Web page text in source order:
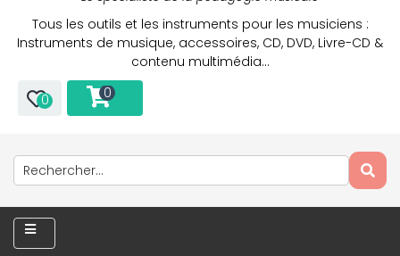
Tous les outils et les instruments pour les musiciens :
Instruments de musique, accessoires, CD, DVD, Livre-CD &
contenu multimédia…
0 0